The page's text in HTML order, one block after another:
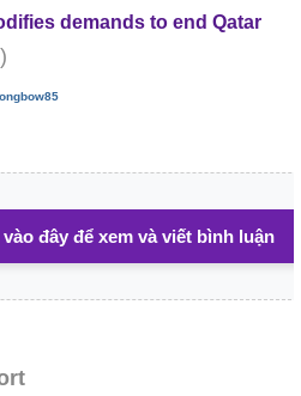
demands to end Qatar
)
vào đây để xem và viết bình luận